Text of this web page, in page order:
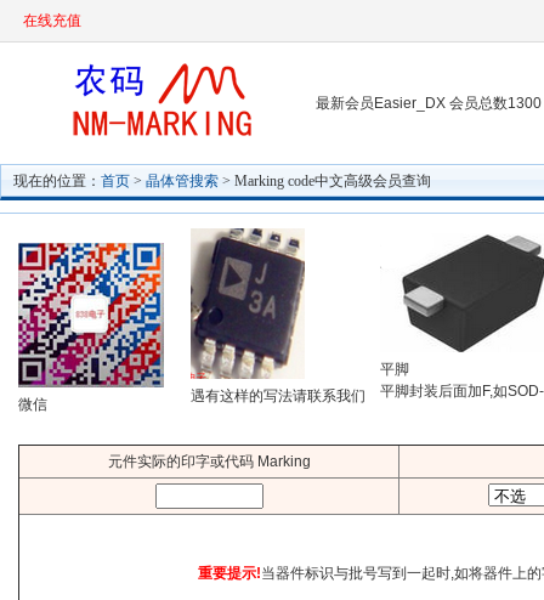
在线充值
最新会员Easier_DX 会员总数1300
现在的位置： 首页 > 晶体管搜索 > Marking code中文高级会员查询
微信 遇有这样的写法请联系我们
平脚
平脚封装后面加F,如
元件实际的印字或代码 Marking
重要提示!当器件标识与批号写到一起时,如将器件上